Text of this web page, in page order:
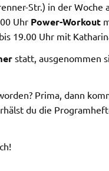
Str.) in der Woche
Uhr Power-Workout
19.00 Uhr mit
statt, ausgenommen
Prima, dann
du die